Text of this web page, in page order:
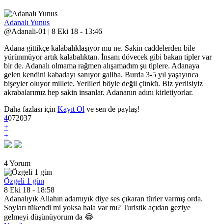
Adanalı Yunus
@Adanali-01 | 8 Eki 18 - 13:46
Adana gittikçe kalabalıklaşıyor mu ne. Sakin caddelerden bile
yürünmüyor artık kalabalıktan. İnsanı dövecek gibi bakan tipler var
bir de. Adanalı olmama rağmen alışamadım şu tiplere. Adanaya
gelen kendini kabadayı sanıyor galiba. Burda 3-5 yıl yaşayınca
bişeyler oluyor millete. Yerlileri böyle değil çünkü. Biz yerlisiyiz
akrabalarımız hep sakin insanlar. Adananın adını kirletiyorlar.
Daha fazlası için Kayıt Ol ve sen de paylaş!
4072037
+
+
4 Yorum
Özgeli 1 gün
8 Eki 18 - 18:58
Adanalıyık Allahın adamıyık diye ses çıkaran türler varmış orda.
Soyları tükendi mi yoksa hala var mı? Turistik açıdan geziye
gelmeyi düşünüyorum da 😂